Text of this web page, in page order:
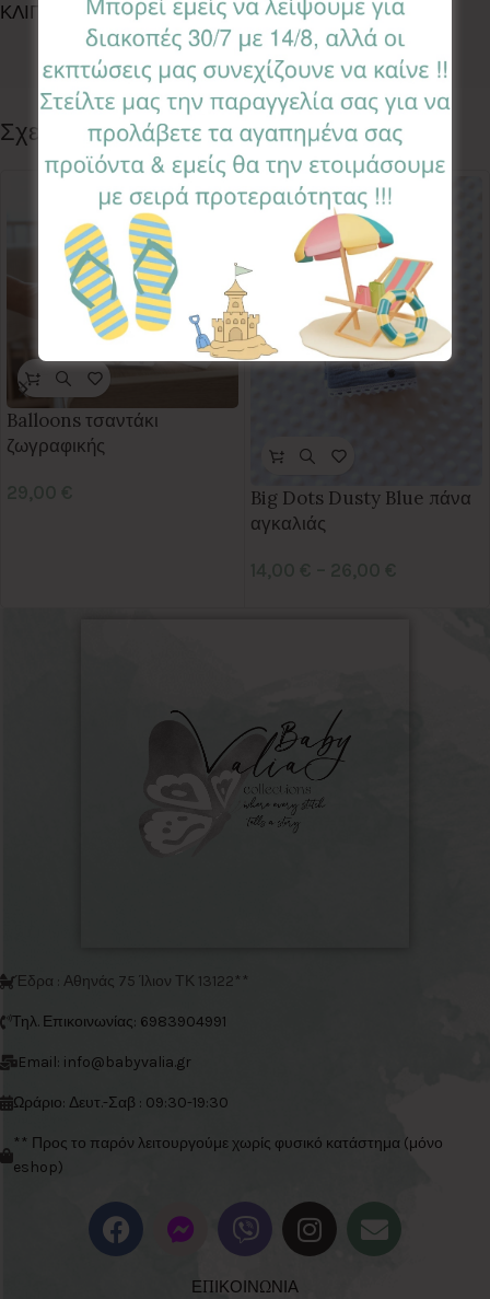
ΚΛΙΠ ΠΙΠΙΛΑΣ, ΚΛΙΠ ΠΙΠΙΛΑΣ, ΚΛΙΠ ΠΙΠΙΛΑΣ
Ετικέτα:
Green Drops
Follow:
Σχετικά προϊόντα
Balloons τσαντάκι
ζωγραφικής
Big Dots Dusty Blue πάνα
αγκαλιάς
Έδρα : Αθηνάς 75 Ίλιον ΤΚ 13122**
Τηλ. Επικοινωνίας: 6983904991
Email: info@babyvalia.gr
Ωράριο: Δευτ.-Σαβ : 09:30-19:30
** Προς το παρόν λειτουργούμε χωρίς φυσικό κατάστημα (μόνο
eshop)
ΕΠΙΚΟΙΝΩΝΙΑ